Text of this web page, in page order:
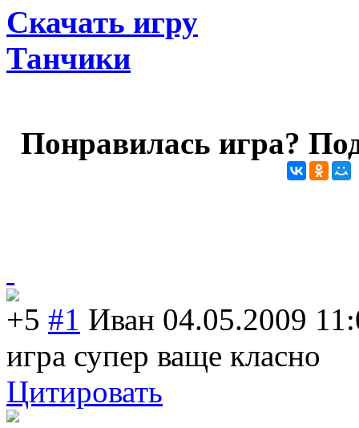
Скачать игру
Танчики
Понравилась игра?
+5 #1 Иван 04.05.2009
игра супер ваще класно
Цитировать